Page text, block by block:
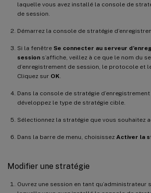
laquelle vous avez installé la console de
de session.
Démarrez la console de stratégie
Si la fenêtre Se connecter au serveur
session s’affiche, veillez à ce que le nom du
d’enregistrement de session, le protocole et
Cliquez sur OK
Dans la console de stratégie d’enregistrement
développez le type de stratégie cible.
Sélectionnez la stratégie que vous souhaitez
Dans la barre de menu, choisissez Activer la
Modifier une stratégie
Ouvrez une session en tant qu’administrateur